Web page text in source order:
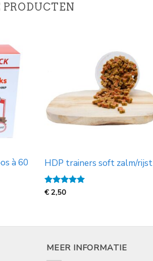
à 60
HDP trainers soft zalm/rijst
Gewaardeerd
€2,50
MEER INFORMATIE